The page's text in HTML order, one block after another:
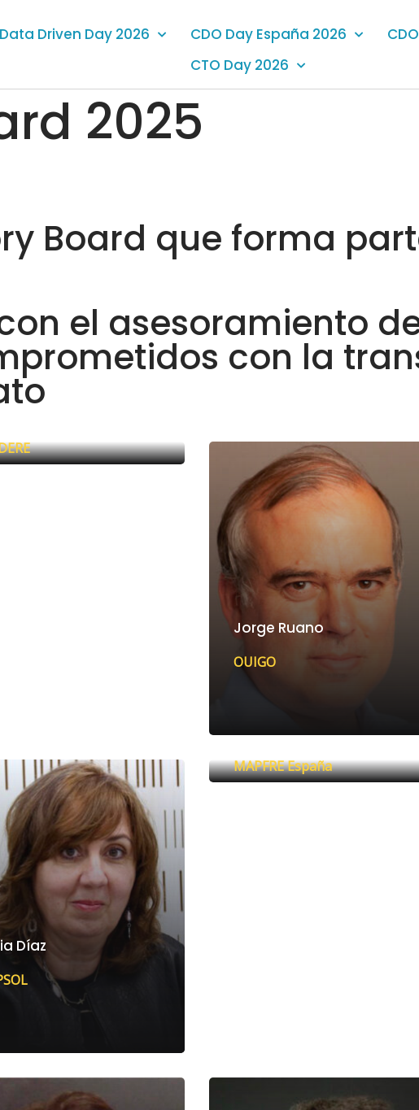
Data Driven Day 2026 CDO Day España 2026
CTO Day 2026
2025
Board que forma
el asesoramiento
con la
Jorge Ruano
OUIGO
Díaz
Ubaldo González
MAPFRE España